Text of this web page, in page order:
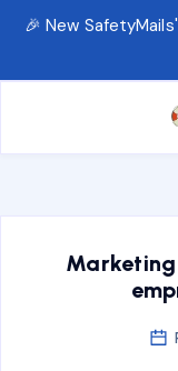
🎉 New